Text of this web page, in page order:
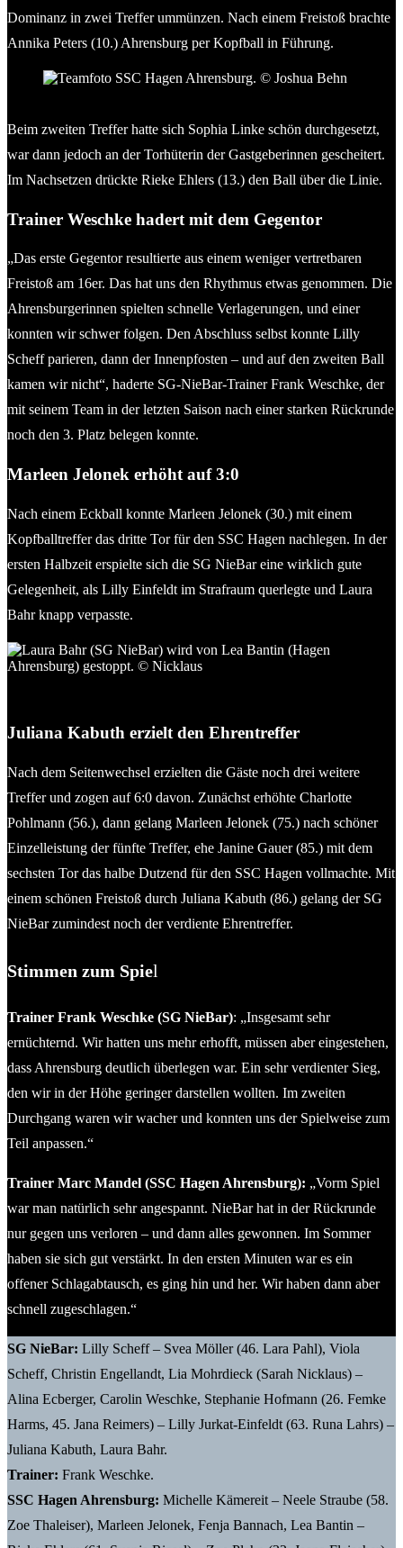
Dominanz in zwei Treffer ummünzen. Nach einem Freistoß brachte
Annika Peters (10.) Ahrensburg per Kopfball in Führung.
Beim zweiten Treffer hatte sich Sophia Linke schön durchgesetzt,
war dann jedoch an der Torhüterin der Gastgeberinnen gescheitert.
Im Nachsetzen drückte Rieke Ehlers (13.) den Ball über die Linie.
Trainer Weschke hadert mit dem Gegentor
„Das erste Gegentor resultierte aus einem weniger vertretbaren
Freistoß am 16er. Das hat uns den Rhythmus etwas genommen. Die
Ahrensburgerinnen spielten schnelle Verlagerungen, und einer
konnten wir schwer folgen. Den Abschluss selbst konnte Lilly
Scheff parieren, dann der Innenpfosten – und auf den zweiten Ball
kamen wir nicht“, haderte SG-NieBar-Trainer Frank Weschke, der
mit seinem Team in der letzten Saison nach einer starken Rückrunde
noch den 3. Platz belegen konnte.
Marleen Jelonek erhöht auf 3:0
Nach einem Eckball konnte Marleen Jelonek (30.) mit einem
Kopfballtreffer das dritte Tor für den SSC Hagen nachlegen. In der
ersten Halbzeit erspielte sich die SG NieBar eine wirklich gute
Gelegenheit, als Lilly Einfeldt im Strafraum querlegte und Laura
Bahr knapp verpasste.
Juliana Kabuth erzielt den Ehrentreffer
Nach dem Seitenwechsel erzielten die Gäste noch drei weitere
Treffer und zogen auf 6:0 davon. Zunächst erhöhte Charlotte
Pohlmann (56.), dann gelang Marleen Jelonek (75.) nach schöner
Einzelleistung der fünfte Treffer, ehe Janine Gauer (85.) mit dem
sechsten Tor das halbe Dutzend für den SSC Hagen vollmachte. Mit
einem schönen Freistoß durch Juliana Kabuth (86.) gelang der SG
NieBar zumindest noch der verdiente Ehrentreffer.
Stimmen zum Spiel
Trainer Frank Weschke (SG NieBar): „Insgesamt sehr
ernüchternd. Wir hatten uns mehr erhofft, müssen aber eingestehen,
dass Ahrensburg deutlich überlegen war. Ein sehr verdienter Sieg,
den wir in der Höhe geringer darstellen wollten. Im zweiten
Durchgang waren wir wacher und konnten uns der Spielweise zum
Teil anpassen.“
Trainer Marc Mandel (SSC Hagen Ahrensburg): „Vorm Spiel
war man natürlich sehr angespannt. NieBar hat in der Rückrunde
nur gegen uns verloren – und dann alles gewonnen. Im Sommer
haben sie sich gut verstärkt. In den ersten Minuten war es ein
offener Schlagabtausch, es ging hin und her. Wir haben dann aber
schnell zugeschlagen.“
SG NieBar: Lilly Scheff – Svea Möller (46. Lara Pahl), Viola
Scheff, Christin Engellandt, Lia Mohrdieck (Sarah Nicklaus) –
Alina Ecberger, Carolin Weschke, Stephanie Hofmann (26. Femke
Harms, 45. Jana Reimers) – Lilly Jurkat-Einfeldt (63. Runa Lahrs) –
Juliana Kabuth, Laura Bahr.
Trainer: Frank Weschke.
SSC Hagen Ahrensburg: Michelle Kämereit – Neele Straube (58.
Zoe Thaleiser), Marleen Jelonek, Fenja Bannach, Lea Bantin –